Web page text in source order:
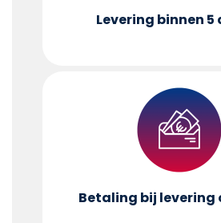
Levering binnen 5
Betaling bij levering